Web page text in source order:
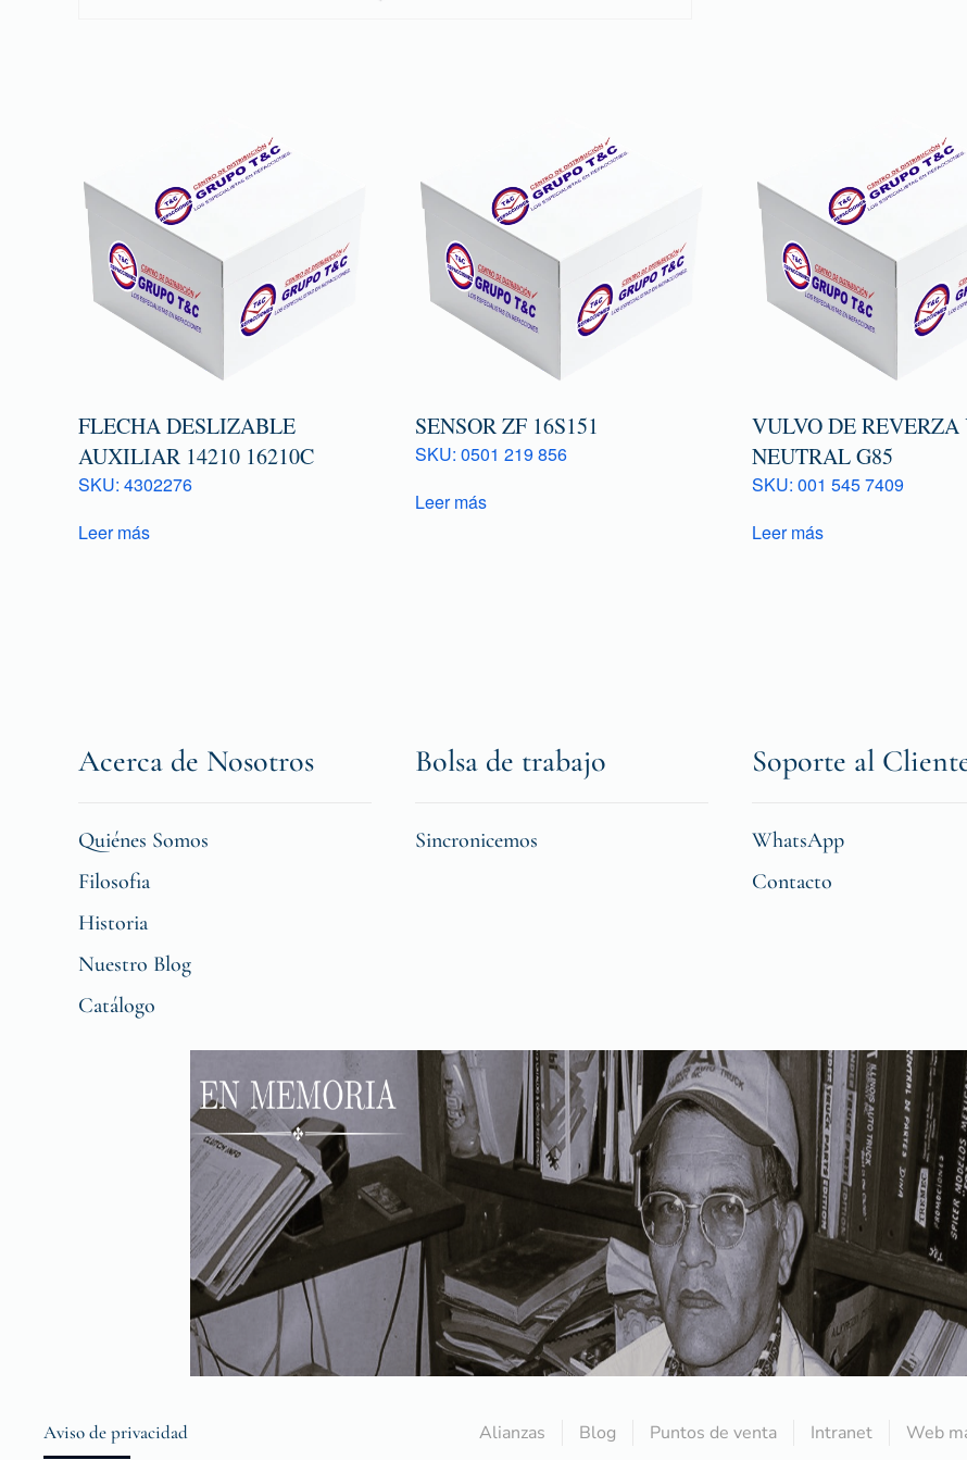
FLECHA DESLIZABLE
AUXILIAR 14210 16210C
SKU: 4302276
Leer más
SENSOR ZF 16S151
SKU: 0501 219 856
Leer más
VULVO DE REVERZA
NEUTRAL G85
SKU: 001 545 7409
Leer más
Acerca de Nosotros
Quiénes Somos
Filosofia
Historia
Nuestro Blog
Catálogo
Bolsa de trabajo
Sincronicemos
Soporte al
WhatsApp
Contacto
Aviso de privacidad Alianzas Blog Puntos de venta Intranet Web